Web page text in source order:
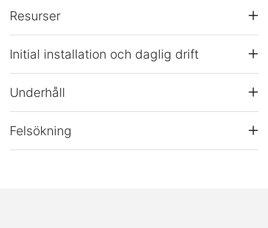
Resurser
Initial installation och daglig drift
Underhåll
Felsökning